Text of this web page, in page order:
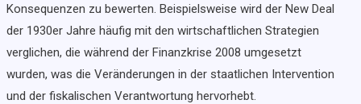
Konsequenzen zu bewerten. Beispielsweise wird der New Deal
der 1930er Jahre häufig mit den wirtschaftlichen Strategien
verglichen, die während der Finanzkrise 2008 umgesetzt
wurden, was die Veränderungen in der staatlichen Intervention
und der fiskalischen Verantwortung hervorhebt.